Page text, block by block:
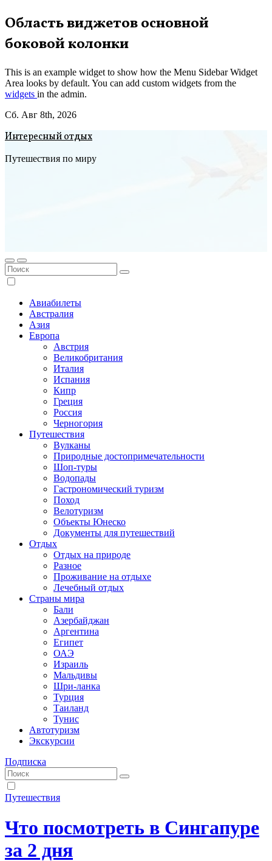
Перейти
к
содержимому
Область виджетов основной
боковой колонки
This is an example widget to show how the Menu Sidebar Widget
Area looks by default. You can add custom widgets from the
widgets in the admin.
Сб. Авг 8th, 2026
Интересный отдых
Путешествия по миру
Авиабилеты
Австралия
Азия
Европа
Австрия
Великобритания
Италия
Испания
Кипр
Греция
Россия
Черногория
Путешествия
Вулканы
Природные достопримечательности
Шоп-туры
Водопады
Гастрономический туризм
Поход
Велотуризм
Объекты Юнеско
Документы для путешествий
Отдых
Отдых на природе
Разное
Проживание на отдыхе
Лечебный отдых
Страны мира
Бали
Азербайджан
Аргентина
Египет
ОАЭ
Израиль
Мальдивы
Шри-ланка
Турция
Таиланд
Тунис
Автотуризм
Экскурсии
Подписка
Путешествия
Что посмотреть в Сингапуре
за 2 дня